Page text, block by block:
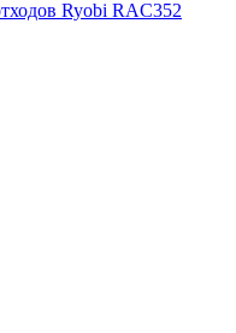
Ryobi RAC352